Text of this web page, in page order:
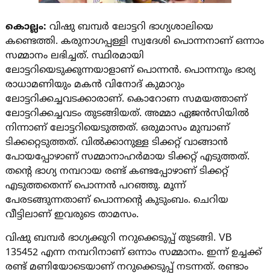
കൊല്ലം: വിഷു ബമ്പർ ലോ‌ട്ടറി ഭാ​ഗ്യശാലിയെ
കണ്ടെത്തി. കരുനാ​ഗപ്പള്ളി സ്വദേശി പൊന്നനാണ് ഒന്നാം
സമ്മാനം ലഭിച്ചത്. സ്ഥിരമായി
ലോട്ടറിയെടുക്കുന്നയാളാണ് പൊന്നൻ. പൊന്നനും ഭാര്യ
രാധാമണിയും മകൻ വിനോദ് കുമാറും
ലോട്ടറിക്കച്ചവടക്കാരാണ്. കൊറോണ സമയത്താണ്
ലോട്ടറിക്കച്ചവടം തുടങ്ങിയത്. അമ്മാ ഏജൻസിയിൽ
നിന്നാണ് ലോട്ടറിയെ‌ടുത്തത്. ഒരുമാസം മുമ്പാണ്
ടിക്കറ്റെ‌ടുത്തത്. വിൽക്കാനുള്ള ടിക്കറ്റ് വാങ്ങാൻ
പോയപ്പോഴാണ് സമ്മാനാഹർമായ ടിക്കറ്റ് എടുത്തത്.
തന്റെ ഭാ​ഗ്യ നമ്പറായ രണ്ട് കണ്ടപ്പോഴാണ് ടിക്കറ്റ്
എടുത്തതെന്ന് പൊന്നൻ പറഞ്ഞു. മൂന്ന്
പേരടങ്ങുന്നതാണ് പൊന്നന്റെ കുടുംബം. ചെറിയ
വീട്ടിലാണ് ഇവരുടെ താമസം.
വിഷു ബമ്പര്‍ ഭാഗ്യക്കുറി നറുക്കെടുപ്പ് തുടങ്ങി. VB
135452 എന്ന നമ്പറിനാണ് ഒന്നാം സമ്മാനം. ഇന്ന് ഉച്ചക്ക്
രണ്ട് മണിയോടെയാണ് നറുക്കെടുപ്പ് നടന്നത്. രണ്ടാം